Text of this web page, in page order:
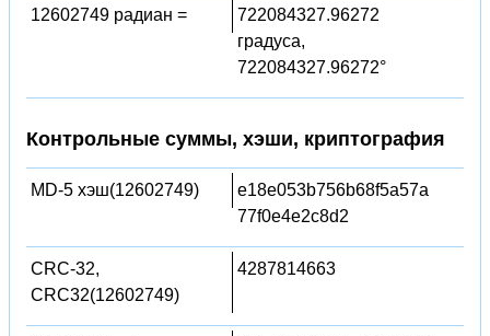
12602749 радиан =
722084327.96272
градуса,
722084327.96272°
Контрольные суммы, хэши, криптография
MD-5 хэш(12602749)
e18e053b756b68f5a57a
77f0e4e2c8d2
CRC-32,
CRC32(12602749)
4287814663